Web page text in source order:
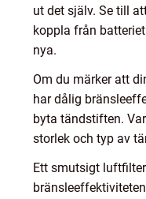
ut det själv. Se till
koppla från
nya.
Om du märker att
har dålig
byta tändstiften.
storlek och typ av
Ett smutsigt